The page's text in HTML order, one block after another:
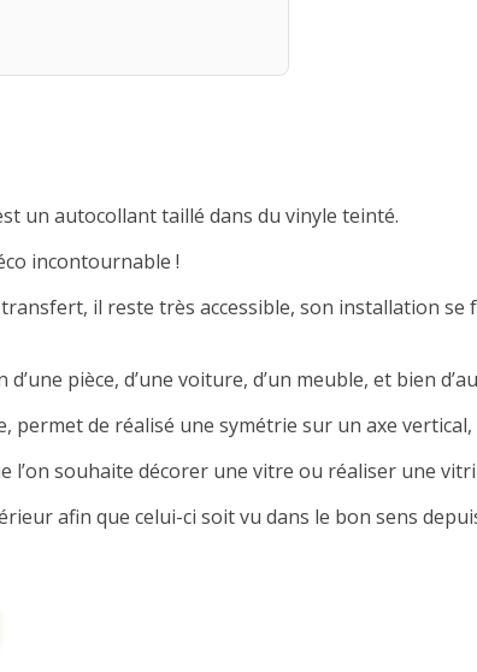
un autocollant taillé dans du vinyle teinté.
incontournable !
il reste très accessible, son installation
pièce, d’une voiture, d’un meuble, et bien
permet de réalisé une symétrie sur un axe
souhaite décorer une vitre ou réaliser une
afin que celui-ci soit vu dans le bon sens